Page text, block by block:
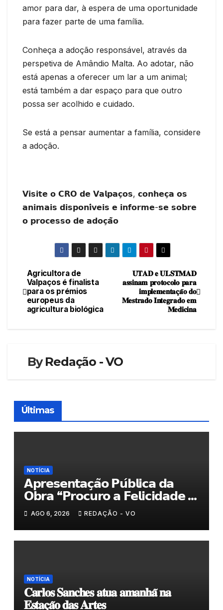
amor para dar, à espera de uma oportunidade
para fazer parte de uma família.
Conheça a adoção responsável, através da
perspetiva de Amândio Malta. Ao adotar, não
está apenas a oferecer um lar a um animal;
está também a dar espaço para que outro
possa ser acolhido e cuidado.
Se está a pensar aumentar a família, considere
a adoção.
𝗩𝗶𝘀𝗶𝘁𝗲 𝗼 𝗖𝗥𝗢 𝗱𝗲 𝗩𝗮𝗹𝗽𝗮𝗰̧𝗼𝘀, 𝗰𝗼𝗻𝗵𝗲𝗰̧𝗮 𝗼𝘀
𝗮𝗻𝗶𝗺𝗮𝗶𝘀 𝗱𝗶𝘀𝗽𝗼𝗻𝗶́𝘃𝗲𝗶𝘀 𝗲 𝗶𝗻𝗳𝗼𝗿𝗺𝗲-𝘀𝗲 𝘀𝗼𝗯𝗿𝗲
𝗼 𝗽𝗿𝗼𝗰𝗲𝘀𝘀𝗼 𝗱𝗲 𝗮𝗱𝗼𝗰̧𝗮̃𝗼
Navegação
de
artigos
𝐔𝐓𝐀𝐃 𝐞 𝐔𝐋𝐒𝐓𝐌𝐀𝐃
𝐚𝐬𝐬𝐢𝐧𝐚𝐦 𝐩𝐫𝐨𝐭𝐨𝐜𝐨𝐥𝐨 𝐩𝐚𝐫𝐚
𝐢𝐦𝐩𝐥𝐞𝐦𝐞𝐧𝐭𝐚𝐜̧𝐚̃𝐨 𝐝𝐨
𝐌𝐞𝐬𝐭𝐫𝐚𝐝𝐨 𝐈𝐧𝐭𝐞𝐠𝐫𝐚𝐝𝐨 𝐞𝐦
𝐌𝐞𝐝𝐢𝐜𝐢𝐧𝐚
Agricultora de
Valpaços é finalista
para os prémios
europeus da
agricultura biológica
ByRedação - VO
Últimas
NOTÍCIA
𝗔𝗽𝗿𝗲𝘀𝗲𝗻𝘁𝗮𝗰̧𝗮̃𝗼 𝗣𝘂́𝗯𝗹𝗶𝗰𝗮 𝗱𝗮
𝗢𝗯𝗿𝗮 “𝗣𝗿𝗼𝗰𝘂𝗿𝗼 𝗮 𝗙𝗲𝗹𝗶𝗰𝗶𝗱𝗮𝗱𝗲 𝗲
𝗲𝗹𝗮 𝗺𝗼𝗿𝗮 𝗰𝗼𝗺𝗶𝗴𝗼”
AGO 6, 2026 REDAÇÃO - VO
NOTÍCIA
𝐂𝐚𝐫𝐥𝐨𝐬 𝐒𝐚𝐧𝐜𝐡𝐞𝐬 𝐚𝐭𝐮𝐚 𝐚𝐦𝐚𝐧𝐡𝐚̃ 𝐧𝐚
𝐄𝐬𝐭𝐚𝐜̧𝐚̃𝐨 𝐝𝐚𝐬 𝐀𝐫𝐭𝐞𝐬